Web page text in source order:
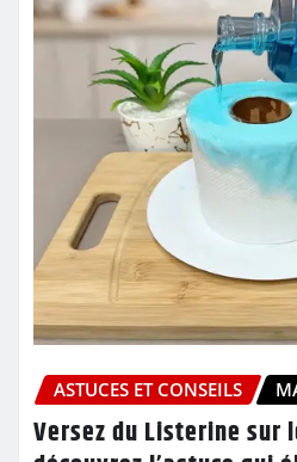
ASTUCES ET CONSEILS
Versez du Listerine